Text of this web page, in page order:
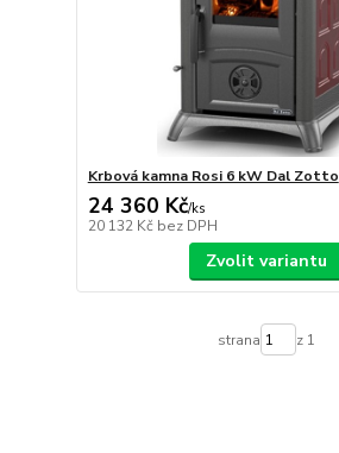
Krbová kamna Rosi 6 kW Dal Zotto
24 360 Kč/ks
20 132 Kč bez DPH
Zvolit variantu
strana z 1